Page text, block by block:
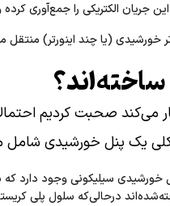
الکتریکی را جمع‌آوری
خورشیدی (یا چند اینورتر)
می‌کند صحبت کردیم
یک پنل خورشیدی شامل
سیلیکونی وجود دارد
درحالی‌که سلول پلی